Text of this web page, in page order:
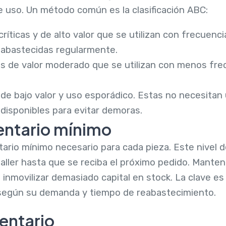
Un método común es la clasificación ABC:
y de alto valor que se utilizan con
regularmente.
de valor moderado que se utilizan con menos
bajo valor y uso esporádico. Estas no
para evitar demoras.
mínimo
mínimo necesario para cada pieza. Este nivel
hasta que se reciba el próximo pedido.
demasiado capital en stock. La clave
su demanda y tiempo de reabastecimiento.